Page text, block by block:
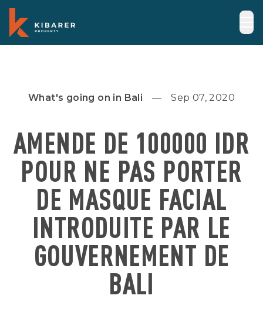
What's going on in Bali Sep 07, 2020
AMENDE DE 100000 IDR
POUR NE PAS PORTER
DE MASQUE FACIAL
INTRODUITE PAR LE
GOUVERNEMENT DE
BALI